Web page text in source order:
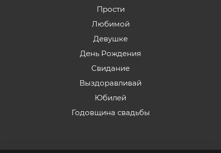
Прости
Любимой
Девушке
День Рождения
Свидание
Выздоравливай
Юбилей
Годовщина свадьбы